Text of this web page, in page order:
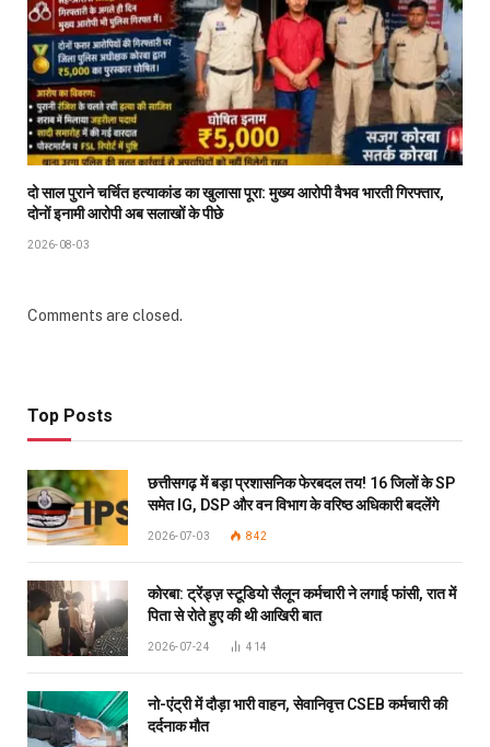
दो साल पुराने चर्चित हत्याकांड का खुलासा पूरा: मुख्य आरोपी वैभव भारती गिरफ्तार,
दोनों इनामी आरोपी अब सलाखों के पीछे
2026-08-03
Comments are closed.
Top Posts
छत्तीसगढ़ में बड़ा प्रशासनिक फेरबदल तय! 16 जिलों के SP
समेत IG, DSP और वन विभाग के वरिष्ठ अधिकारी बदलेंगे
2026-07-03 842
कोरबा: ट्रेंड्ज़ स्टूडियो सैलून कर्मचारी ने लगाई फांसी, रात में
पिता से रोते हुए की थी आखिरी बात
2026-07-24 414
नो-एंट्री में दौड़ा भारी वाहन, सेवानिवृत्त CSEB कर्मचारी की
दर्दनाक मौत